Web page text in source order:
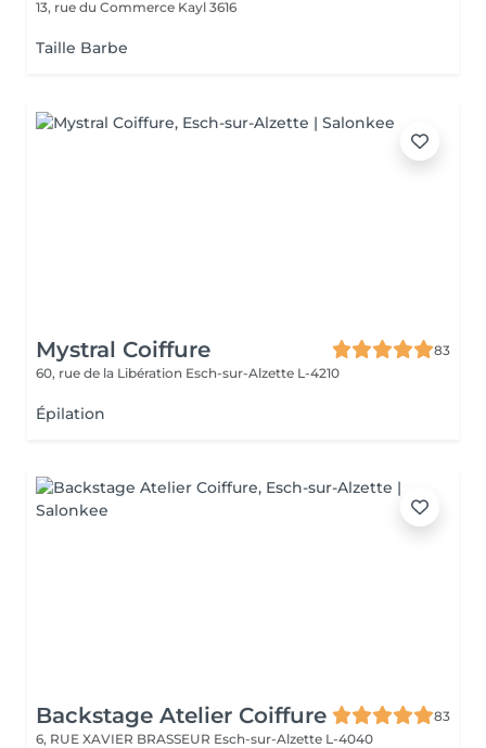
13, rue du Commerce Kayl 3616
Taille Barbe
Mystral Coiffure
83
60, rue de la Libération Esch-sur-Alzette L-4210
Épilation
Backstage Atelier Coiffure
83
6, RUE XAVIER BRASSEUR Esch-sur-Alzette L-4040